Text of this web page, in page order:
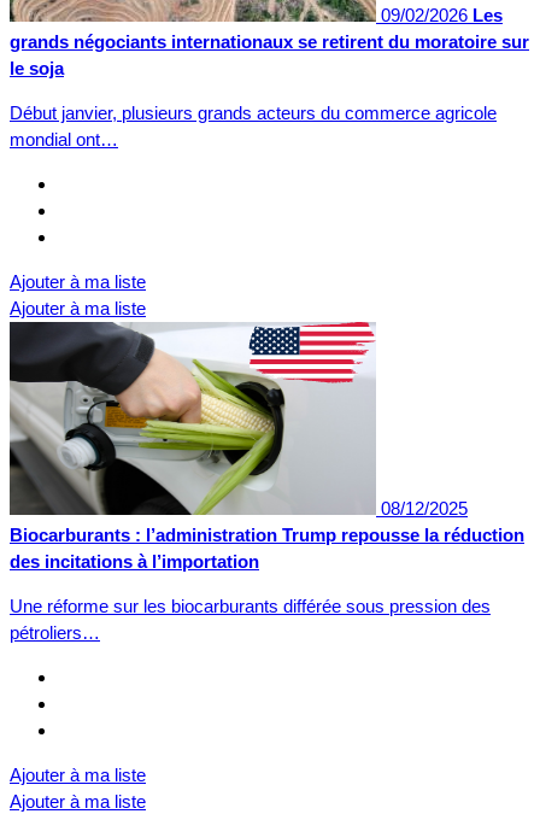
09/02/2026 Les
grands négociants internationaux se retirent du moratoire sur
le soja
Début janvier, plusieurs grands acteurs du commerce agricole
mondial ont…
Ajouter à ma liste
Ajouter à ma liste
08/12/2025
Biocarburants : l’administration Trump repousse la réduction
des incitations à l’importation
Une réforme sur les biocarburants différée sous pression des
pétroliers…
Ajouter à ma liste
Ajouter à ma liste